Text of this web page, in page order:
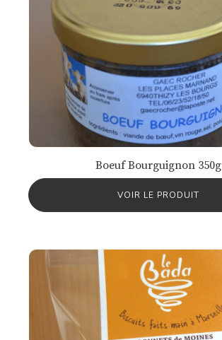
Boeuf Bourguignon 350g
VOIR LE PRODUIT